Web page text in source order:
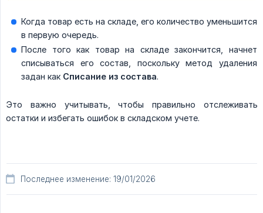
Когда товар есть на складе, его количество уменьшится
в первую очередь.
После того как товар на складе закончится, начнет
списываться его состав, поскольку метод удаления
задан как Списание из состава.
Это важно учитывать, чтобы правильно отслеживать
остатки и избегать ошибок в складском учете.
Последнее изменение: 19/01/2026